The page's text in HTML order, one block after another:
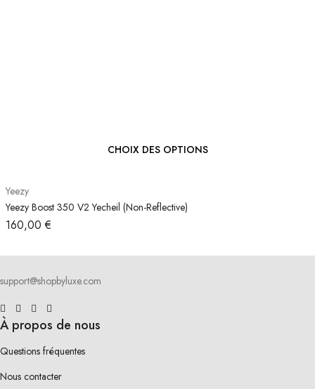
CHOIX DES OPTIONS
Yeezy
Yeezy Boost 350 V2 Yecheil (Non-Reflective)
160,00€
support@shopbyluxe.com
À propos de nous
Questions fréquentes
Nous contacter